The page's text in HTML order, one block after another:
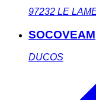
97232 LE
SOCOVEAM
DUCOS